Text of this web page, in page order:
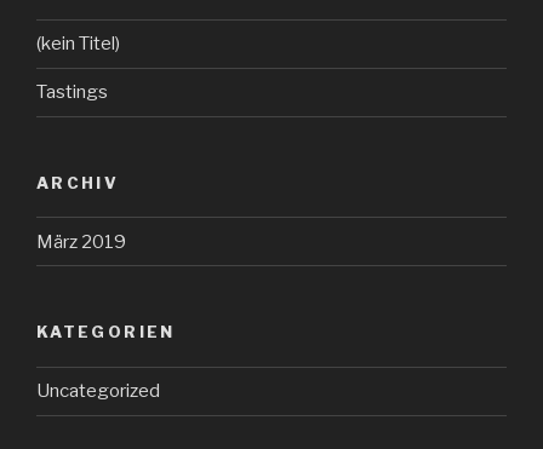
(kein Titel)
Tastings
ARCHIV
März 2019
KATEGORIEN
Uncategorized